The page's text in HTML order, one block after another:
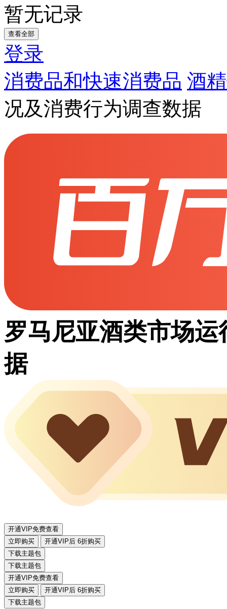
暂无记录
查看全部
登录
消费品和快速消费品 酒
况及消费行为调查数据
罗马尼亚酒类市场
据
开通VIP免费查看
立即购买
开通VIP后 6折购买
下载主题包
下载主题包
开通VIP免费查看
立即购买
开通VIP后 6折购买
下载主题包